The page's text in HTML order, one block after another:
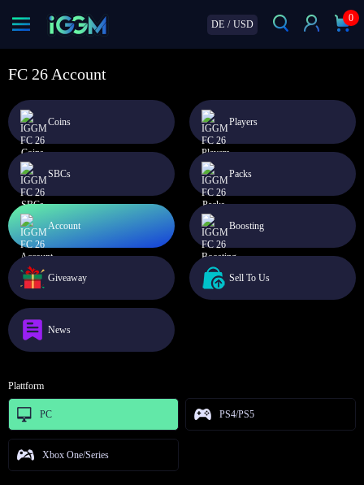
DE / USD
0
FC 26 Account
Coins Players
SBCs Packs
Account Boosting
Giveaway Sell To Us
News
Plattform
PC PS4/PS5
Xbox One/Series